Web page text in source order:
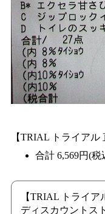
【TRIAL トライアル
合計 6,569円(税
【TRIAL トライ
ディスカウントス